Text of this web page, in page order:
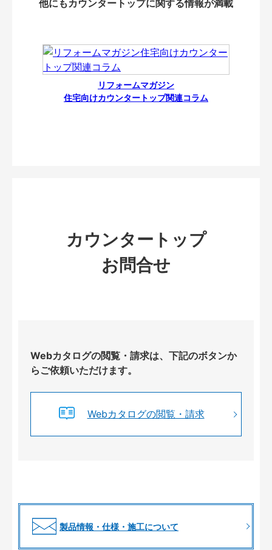
他にもカウンタートップに関する情報が満載
リフォームマガジン
住宅向けカウンタートップ関連コラム
カウンタートップ
お問合せ
Webカタログの閲覧・請求は、下記のボタンか
らご依頼いただけます。
Webカタログの閲覧・請求
製品情報・仕様・施工について